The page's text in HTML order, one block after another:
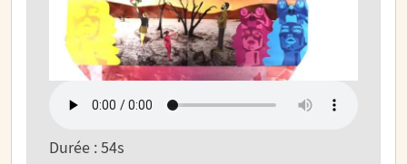
Durée : 54s